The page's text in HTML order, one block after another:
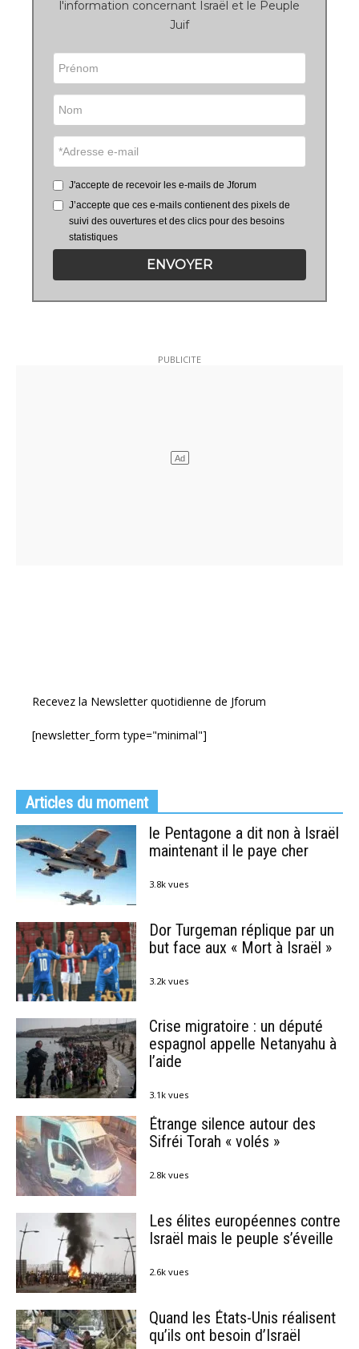
l'information concernant Israël et le Peuple
Juif
J'accepte de recevoir les e-mails de Jforum
J’accepte que ces e-mails contienent des pixels de
suivi des ouvertures et des clics pour des besoins
statistiques
ENVOYER
Recevez la Newsletter quotidienne de Jforum
[newsletter_form type="minimal"]
Articles du moment
le Pentagone a dit non à Israël
maintenant il le paye cher
3.8k vues
Dor Turgeman réplique par un
but face aux « Mort à Israël »
3.2k vues
Crise migratoire : un député
espagnol appelle Netanyahu à
l’aide
3.1k vues
Étrange silence autour des
Sifréi Torah « volés »
2.8k vues
Les élites européennes contre
Israël mais le peuple s’éveille
2.6k vues
Quand les États-Unis réalisent
qu’ils ont besoin d’Israël